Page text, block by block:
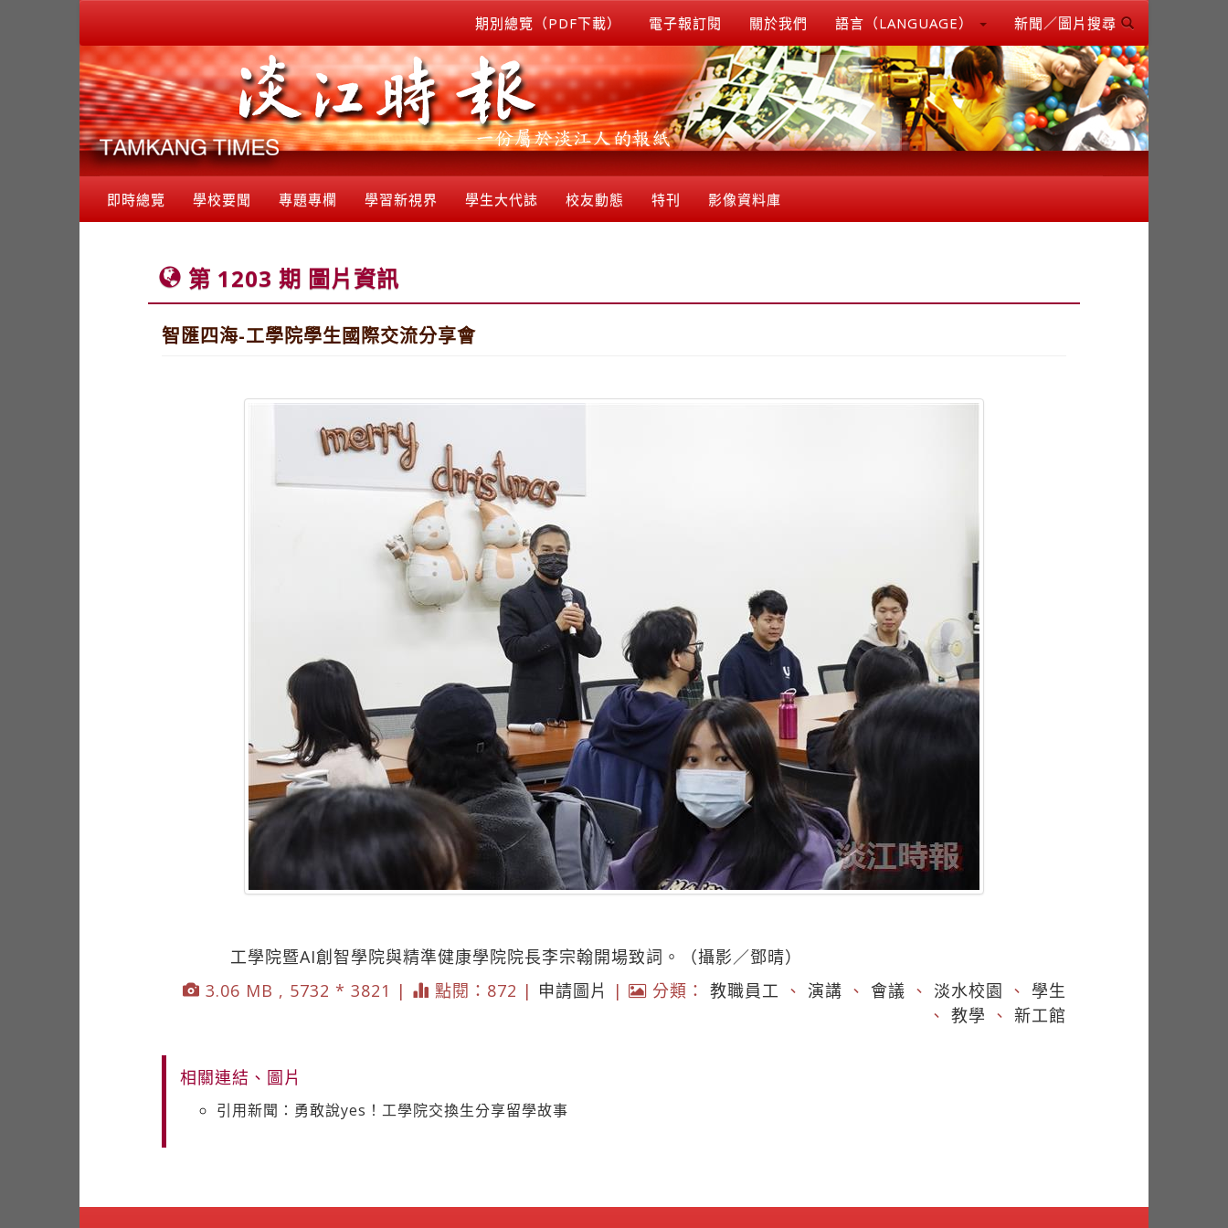
期別總覽（PDF下載） 電子報訂閱 關於我們 語言（LANGUAGE） 新聞／圖片搜尋
即時總覽 學校要聞 專題專欄 學習新視界 學生大代誌 校友動態 特刊 影像資料庫
第 1203 期 圖片資訊
智匯四海-工學院學生國際交流分享會
工學院暨AI創智學院與精準健康學院院長李宗翰開場致詞。（攝影／鄧晴）
3.06 MB , 5732 * 3821 |
點閱：872 | 申請圖片 | 分類： 教職員工 、 演講 、 會議 、 淡水校園 、 學生
、 教學 、 新工館
相關連結、圖片
引用新聞：勇敢說yes！工學院交換生分享留學故事